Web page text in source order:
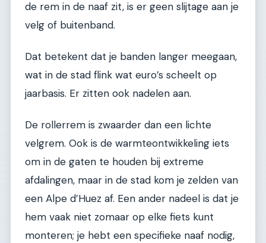
de rem in de naaf zit, is er geen slijtage aan je
velg of buitenband.
Dat betekent dat je banden langer meegaan,
wat in de stad flink wat euro’s scheelt op
jaarbasis. Er zitten ook nadelen aan.
De rollerrem is zwaarder dan een lichte
velgrem. Ook is de warmteontwikkeling iets
om in de gaten te houden bij extreme
afdalingen, maar in de stad kom je zelden van
een Alpe d’Huez af. Een ander nadeel is dat je
hem vaak niet zomaar op elke fiets kunt
monteren; je hebt een specifieke naaf nodig,